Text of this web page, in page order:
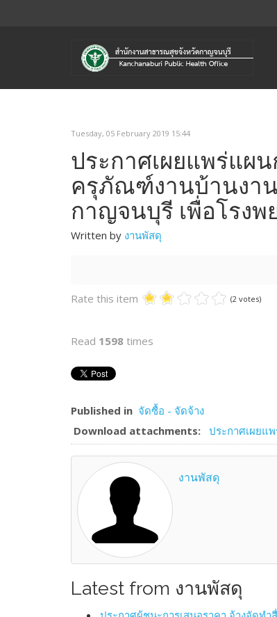
Tuesday, 05 February 2019 15:44
ประกาศเผยแพร่แผ
ครุภัณฑ์งานบ้านงา
กาญจนบุรี เพื่อโรง
Written by งานพัสดุ
Rate this item (2 votes)
Read 1598 times
Published in จัดซื้อ - จัดจ้าง
Download attachments: ประกาศเผยแ
งานพัสดุ
Latest from งานพัสดุ